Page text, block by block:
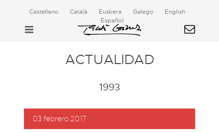
Castellano Català Euskera Galego
English
Español
ACTUALIDAD
1993
03 febrero 2017